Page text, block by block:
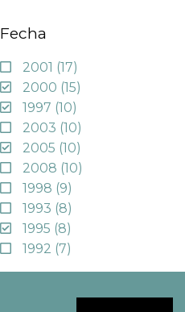
Fecha
2001 (17)
2000 (15)
1997 (10)
2003 (10)
2005 (10)
2008 (10)
1998 (9)
1993 (8)
1995 (8)
1992 (7)